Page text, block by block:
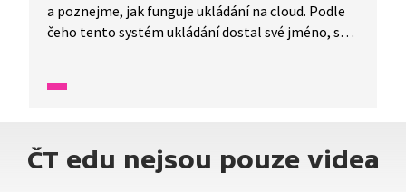
a poznejme, jak funguje ukládání na cloud. Podle
čeho tento systém ukládání dostal své jméno, se
ČT edu nejsou pouze videa